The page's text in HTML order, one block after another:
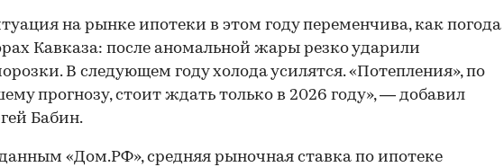
на рынке ипотеки в этом году переменчива, как погода
Кавказа: после аномальной жары резко ударили
В следующем году холода усилятся. «Потепления», по
прогнозу, стоит ждать только в 2026 году», — добавил
Бабин.
«Дом.РФ», средняя рыночная ставка по ипотеке